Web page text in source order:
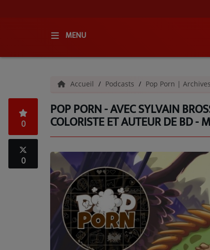
MENU
QUI SOMMES-NOUS ?
GRILLE DES PROGRAMMES
C'ÉTAIT QUOI CE TITRE ?
PODCASTS - SAISON 2026/2027
NOS PROGRAMMES COURTS
Accueil Podcasts Pop Porn | Archives
POP PORN - AVEC SYLVAIN
COLORISTE ET AUTEUR DE BD
0
0